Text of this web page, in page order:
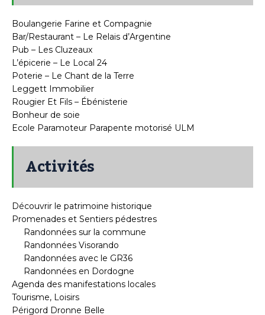
Boulangerie Farine et Compagnie
Bar/Restaurant – Le Relais d’Argentine
Pub – Les Cluzeaux
L’épicerie – Le Local 24
Poterie – Le Chant de la Terre
Leggett Immobilier
Rougier Et Fils – Ébénisterie
Bonheur de soie
Ecole Paramoteur Parapente motorisé ULM
Activités
Découvrir le patrimoine historique
Promenades et Sentiers pédestres
Randonnées sur la commune
Randonnées Visorando
Randonnées avec le GR36
Randonnées en Dordogne
Agenda des manifestations locales
Tourisme, Loisirs
Périgord Dronne Belle